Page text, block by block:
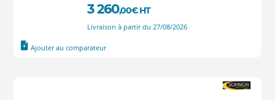
3 260,00€ HT
Livraison à partir du 27/08/2026
Ajouter au comparateur